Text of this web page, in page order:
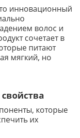
инновационный
волос и
сочетает в
питают
мягкий, но
которые
их